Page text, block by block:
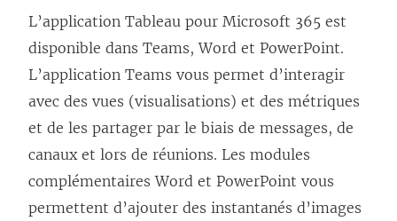
L’application Tableau pour Microsoft 365 est
disponible dans Teams, Word et PowerPoint.
L’application Teams vous permet d’interagir
avec des vues (visualisations) et des métriques
et de les partager par le biais de messages, de
canaux et lors de réunions. Les modules
complémentaires Word et PowerPoint vous
permettent d’ajouter des instantanés d’images